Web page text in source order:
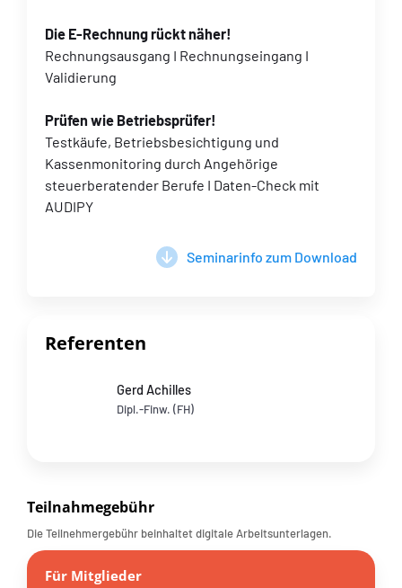
Die E-Rechnung rückt näher!
Rechnungsausgang I Rechnungseingang I
Validierung
Prüfen wie Betriebsprüfer!
Testkäufe, Betriebsbesichtigung und
Kassenmonitoring durch Angehörige
steuerberatender Berufe I Daten-Check mit
AUDIPY
Seminarinfo zum Download
Referenten
Gerd Achilles
Dipl.-Finw. (FH)
Teilnahmegebühr
Die Teilnehmergebühr beinhaltet digitale Arbeitsunterlagen.
Für Mitglieder